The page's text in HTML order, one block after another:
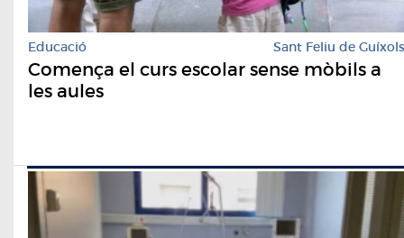
Educació Sant Feliu de Guíxols
Comença el curs escolar sense mòbils a
les aules